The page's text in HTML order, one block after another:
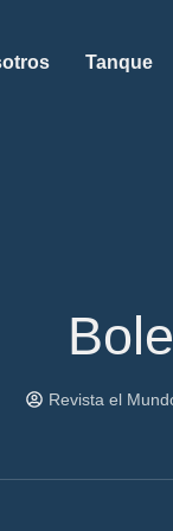
Tanque
Revista el